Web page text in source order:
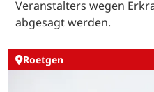
Veranstalters wegen
abgesagt werden.
Roetgen